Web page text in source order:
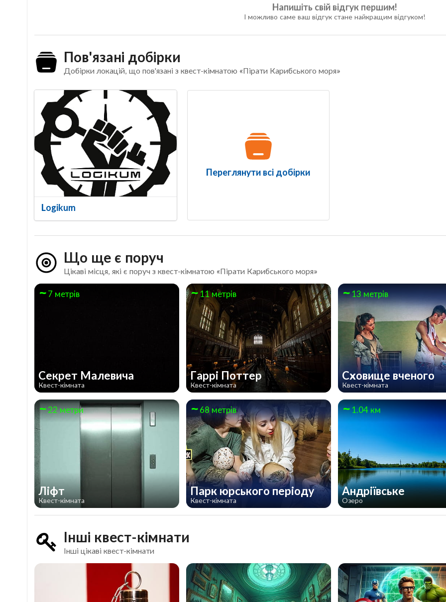
Напишіть свій відгук першим!
І можливо саме ваш відгук стане найкращим відгуком!
Пов'язані добірки
Добірки локацій, що пов'язані з квест-кімнатою «Пірати Карибського моря»
Logikum
Переглянути всі добірки
Що ще є поруч
Цікаві місця, які є поруч з квест-кімнатою «Пірати Карибського моря»
7 метрів
Секрет Малевича
Квест-кімната
11 метрів
Гаррі Поттер
Квест-кімната
13 метрів
Сховище вченого
Квест-кімната
22 метри
Ліфт
Квест-кімната
68 метрів
Парк юрського періоду
Квест-кімната
1.04 км
Андріївське
Озеро
Інші квест-кімнати
Інші цікаві квест-кімнати